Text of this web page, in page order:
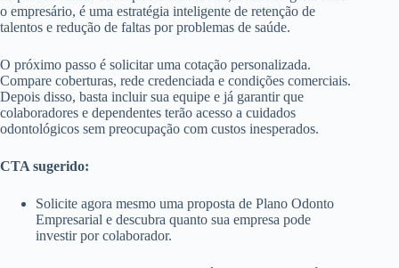
o empresário, é uma estratégia inteligente de retenção de
talentos e redução de faltas por problemas de saúde.
O próximo passo é solicitar uma cotação personalizada.
Compare coberturas, rede credenciada e condições comerciais.
Depois disso, basta incluir sua equipe e já garantir que
colaboradores e dependentes terão acesso a cuidados
odontológicos sem preocupação com custos inesperados.
CTA sugerido:
Solicite agora mesmo uma proposta de Plano Odonto
Empresarial e descubra quanto sua empresa pode
investir por colaborador.